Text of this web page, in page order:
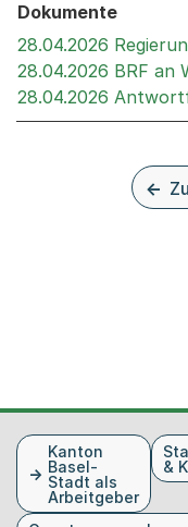
Dokumente
28.04.2026
28.04.2026 BRF an
28.04.2026
FusszeileKanton
Basel-
Stadt als
Arbeitgeber
&